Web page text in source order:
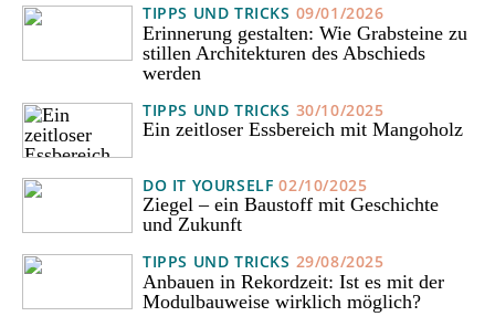
TIPPS UND TRICKS 09/01/2026
Erinnerung gestalten: Wie Grabsteine zu
stillen Architekturen des Abschieds
werden
TIPPS UND TRICKS 30/10/2025
Ein zeitloser Essbereich mit Mangoholz
DO IT YOURSELF 02/10/2025
Ziegel – ein Baustoff mit Geschichte
und Zukunft
TIPPS UND TRICKS 29/08/2025
Anbauen in Rekordzeit: Ist es mit der
Modulbauweise wirklich möglich?